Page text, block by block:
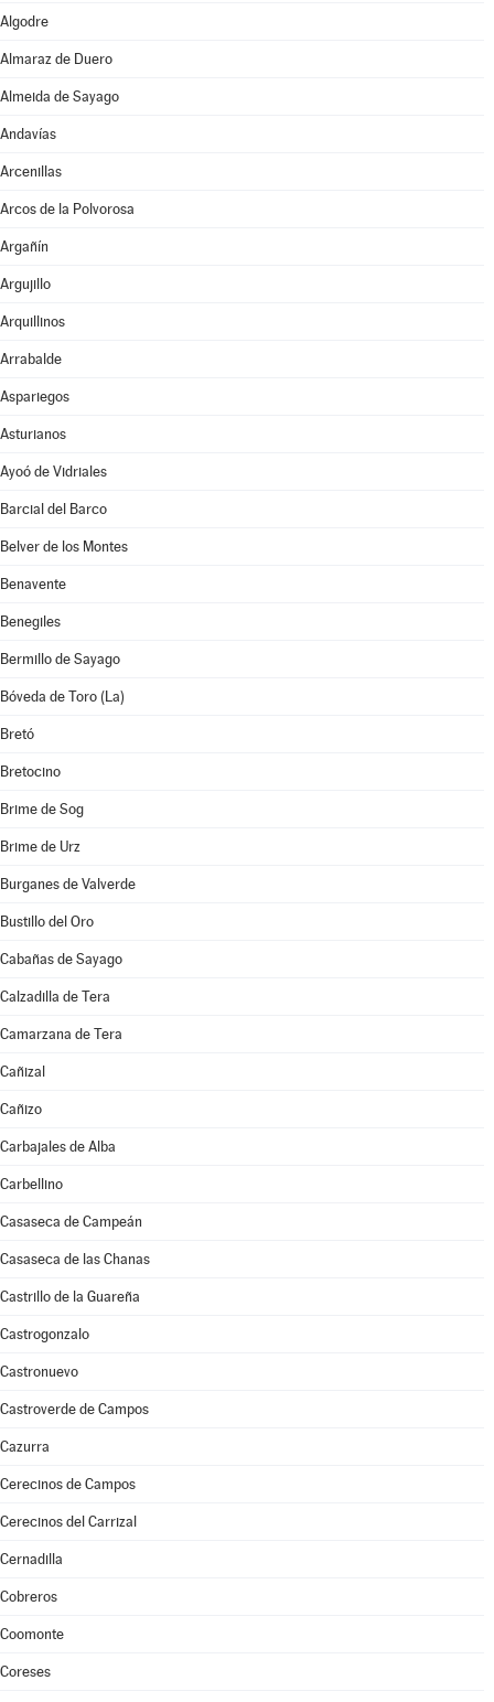
Algodre
Almaraz de Duero
Almeida de Sayago
Andavías
Arcenillas
Arcos de la Polvorosa
Argañín
Argujillo
Arquillinos
Arrabalde
Aspariegos
Asturianos
Ayoó de Vidriales
Barcial del Barco
Belver de los Montes
Benavente
Benegiles
Bermillo de Sayago
Bóveda de Toro (La)
Bretó
Bretocino
Brime de Sog
Brime de Urz
Burganes de Valverde
Bustillo del Oro
Cabañas de Sayago
Calzadilla de Tera
Camarzana de Tera
Cañizal
Cañizo
Carbajales de Alba
Carbellino
Casaseca de Campeán
Casaseca de las Chanas
Castrillo de la Guareña
Castrogonzalo
Castronuevo
Castroverde de Campos
Cazurra
Cerecinos de Campos
Cerecinos del Carrizal
Cernadilla
Cobreros
Coomonte
Coreses